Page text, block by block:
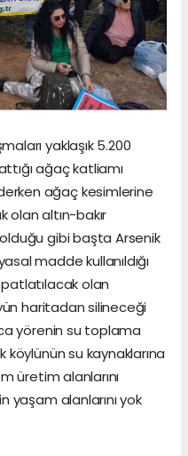
yaklaşık 5.200
ağaç katliamı
ağaç kesimlerine
olan altın-bakır
gibi başta Arsenik
madde kullanıldığı
olan
haritadan silineceği
yörenin su toplama
köylünün su kaynaklarına
üretim alanlarını
yaşam alanlarını yok